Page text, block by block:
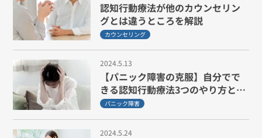
認知行動療法が他のカウンセリン
グとは違うところを解説
カウンセリング
2024.5.13
【パニック障害の克服】自分でで
きる認知行動療法3つのやり方と注
意点
パニック障害
2024.5.24